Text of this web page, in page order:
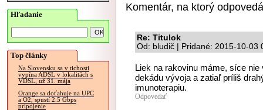
Hľadanie
Top články
Na Slovensku sa v tichosti
vypína ADSL v lokalitách s
VDSL, už 31. mája
Orange sa doťahuje na UPC
a O2, spustí 2.5 Gbps
pripojenie
Komentár, na ktorý
Re: Titulok
Od: bludič | Pridané: 2015-10-03
Liek na rakovinu máme, síce
dekádu vývoja a zatiaľ príliš
imunoterapiu.
Odpovedať